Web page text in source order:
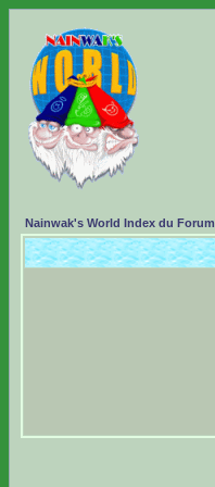
Nainwak's World Index du Forum